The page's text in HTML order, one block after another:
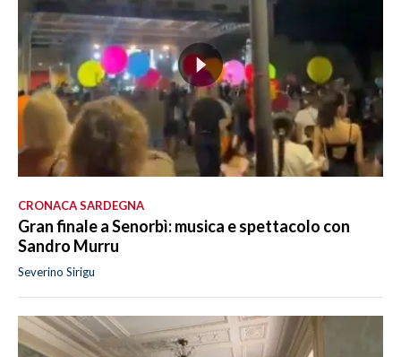
CRONACA SARDEGNA
Gran finale a Senorbì: musica e spettacolo con
Sandro Murru
Severino Sirigu